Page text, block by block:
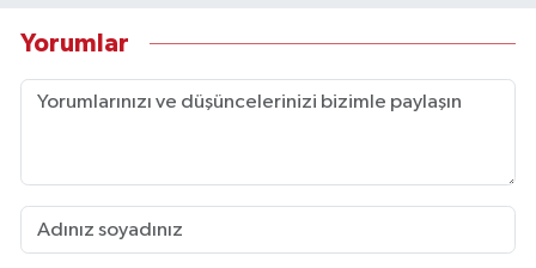
Yorumlar